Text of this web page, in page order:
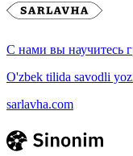
С нами вы научитесь
O'zbek tilida savodli
sarlavha.com